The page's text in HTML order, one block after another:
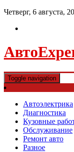
Четверг, 6 августа,
Toggle navigation
Автоэлектрика
Диагностика
Кузовные
Обслуживание
Ремонт авто
Разное